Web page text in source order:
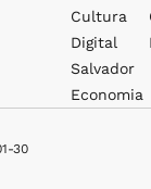
Cultura
Digital
Salvador
Economia
30